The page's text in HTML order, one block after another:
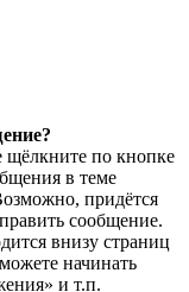
щёлкните по кнопке
в теме
придётся
сообщение.
внизу страниц
начинать
и т.п.